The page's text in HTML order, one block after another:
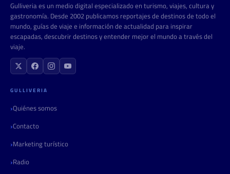
Gulliveria es un medio digital especializado en turismo, viajes, cultura y
gastronomía. Desde 2002 publicamos reportajes de destinos de todo el
mundo, guías de viaje e información de actualidad para inspirar
escapadas, descubrir destinos y entender mejor el mundo a través del
viaje.
GULLIVERIA
Quiénes somos
Contacto
Marketing turístico
Radio